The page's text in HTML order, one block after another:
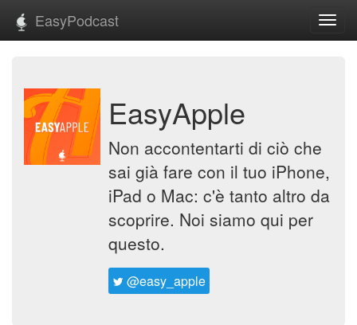
EasyPodcast
EasyApple
Non accontentarti di ciò che
sai già fare con il tuo iPhone,
iPad o Mac: c'è tanto altro da
scoprire. Noi siamo qui per
questo.
@easy_apple